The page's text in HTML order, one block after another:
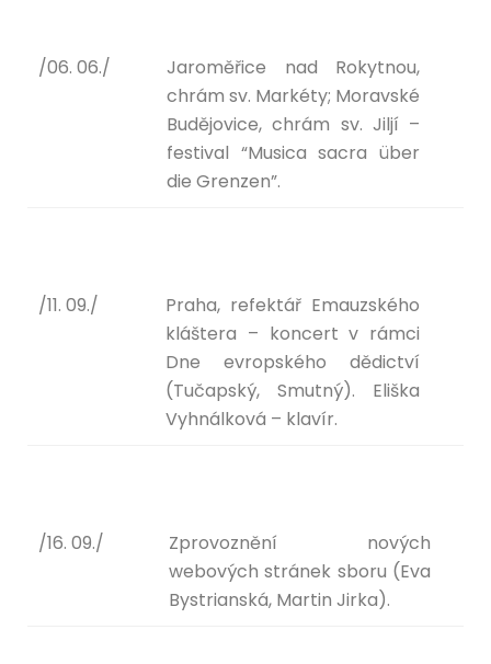
/06. 06./
Jaroměřice nad Rokytnou,
chrám sv. Markéty; Moravské
Budějovice, chrám sv. Jiljí –
festival “Musica sacra über
die Grenzen”.
/11. 09./
Praha, refektář Emauzského
kláštera – koncert v rámci
Dne evropského dědictví
(Tučapský, Smutný). Eliška
Vyhnálková – klavír.
/16. 09./
Zprovoznění nových
webových stránek sboru (Eva
Bystrianská, Martin Jirka).